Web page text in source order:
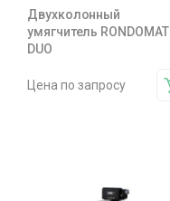
Двухколонный
умягчитель RONDOMAT
DUO
Цена по запросу